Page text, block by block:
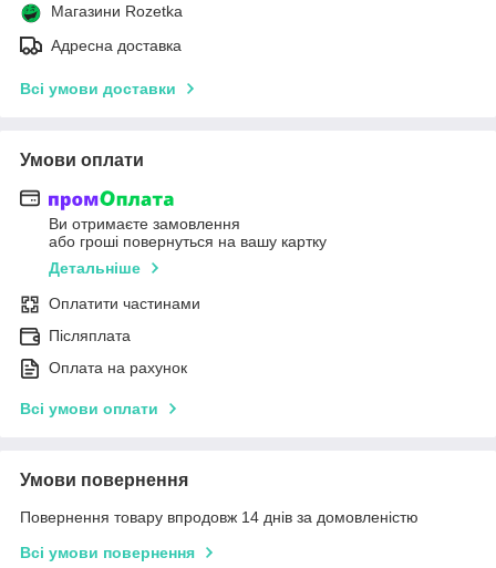
Магазини Rozetka
Адресна доставка
Всі умови доставки
Умови оплати
Ви отримаєте замовлення
або гроші повернуться на вашу картку
Детальніше
Оплатити частинами
Післяплата
Оплата на рахунок
Всі умови оплати
Умови повернення
Повернення товару впродовж 14 днів за домовленістю
Всі умови повернення